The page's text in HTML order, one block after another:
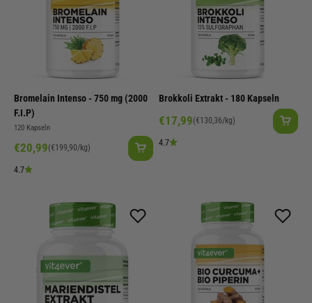
Bromelain Intenso - 750 mg (2000
F.I.P)
120 Kapseln
Angebot
€20,99(€199,90/kg)
4.7
Brokkoli Extrakt - 180 Kapseln
Angebot
€17,99(€130,36/kg)
4.7